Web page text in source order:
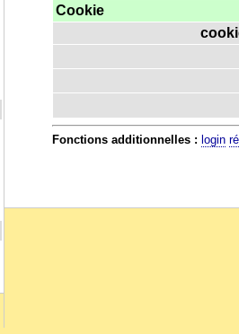
Cookie
Fonctions additionnelles : login